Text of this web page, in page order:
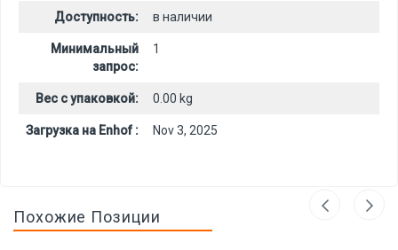
Доступность: в наличии
Минимальный
запрос:
1
Вес с упаковкой: 0.00 kg
Загрузка на Enhof : Nov 3, 2025
Похожие Позиции